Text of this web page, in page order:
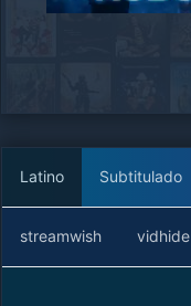
Latino Subtitulado
streamwish vidhide